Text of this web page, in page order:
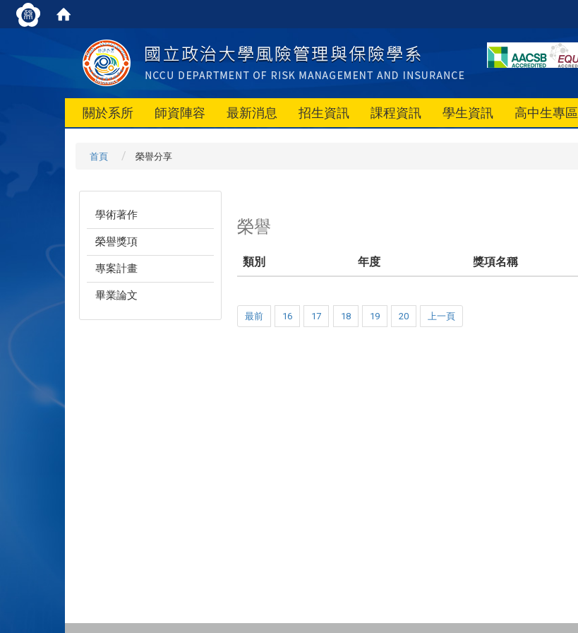
關於系所 師資陣容 最新消息 招生資訊 課程資訊 學生資訊 高中生專區
首頁 榮譽分享
學術著作
榮譽獎項
專案計畫
畢業論文
榮譽
類別 年度 獎項名稱
最前 16 17 18 19 20 上一頁